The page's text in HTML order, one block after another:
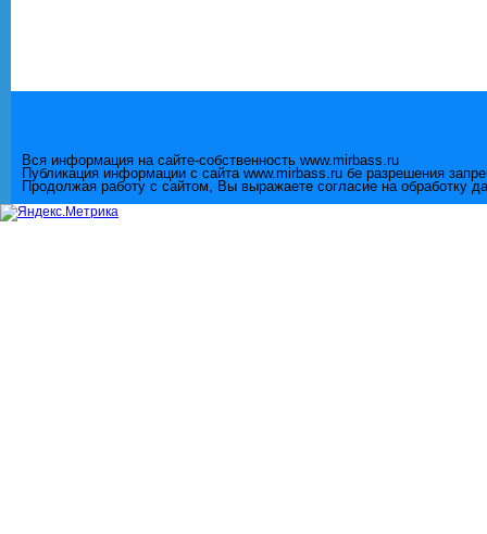
Вся информация на сайте-собственность www.mirbass.ru
Публикация информации с сайта www.mirbass.ru бе разрешения
Продолжая работу с сайтом, Вы выражаете согласие на обработку